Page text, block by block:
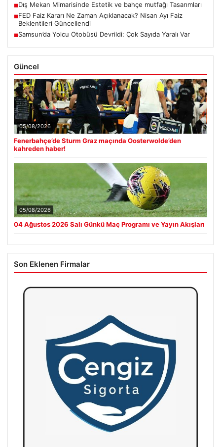
■Dış Mekan Mimarisinde Estetik ve bahçe mutfağı Tasarımları
■FED Faiz Kararı Ne Zaman Açıklanacak? Nisan Ayı Faiz
Beklentileri Güncellendi
■Samsun’da Yolcu Otobüsü Devrildi: Çok Sayıda Yaralı Var
Güncel
05/08/2026
Fenerbahçe’de Sturm Graz maçında Oosterwolde’den
kahreden haber!
05/08/2026
04 Ağustos 2026 Salı Günkü Maç Programı ve Yayın Akışları
Son Eklenen Firmalar